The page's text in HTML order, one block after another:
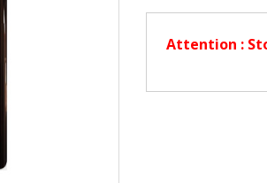
Attention :